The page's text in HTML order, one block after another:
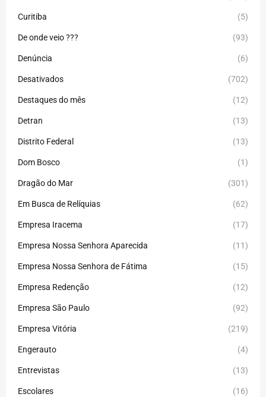
Curitiba (5)
De onde veio ??? (93)
Denúncia (6)
Desativados (702)
Destaques do mês (12)
Detran (13)
Distrito Federal (13)
Dom Bosco (1)
Dragão do Mar (301)
Em Busca de Relíquias (62)
Empresa Iracema (17)
Empresa Nossa Senhora Aparecida (11)
Empresa Nossa Senhora de Fátima (15)
Empresa Redenção (12)
Empresa São Paulo (92)
Empresa Vitória (219)
Engerauto (4)
Entrevistas (13)
Escolares (16)